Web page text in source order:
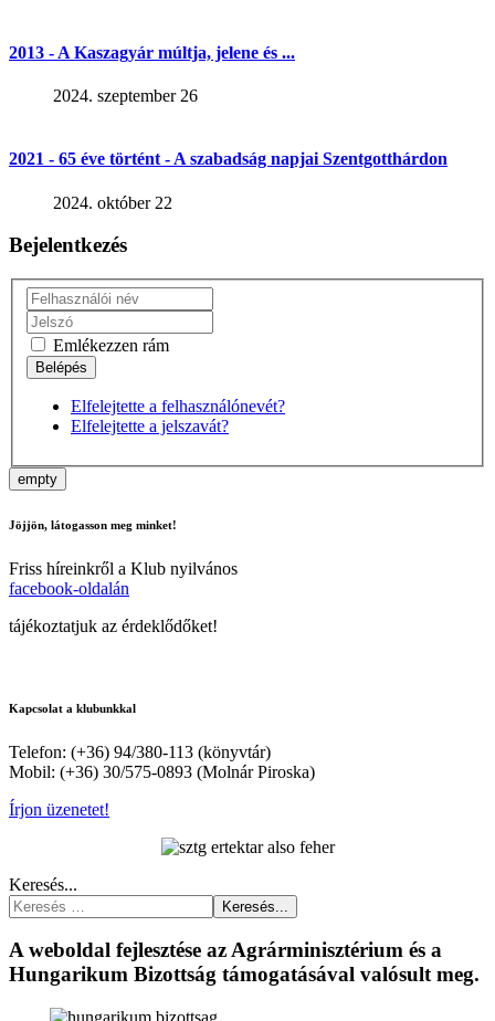
2013 - A Kaszagyár múltja, jelene és ...
2024. szeptember 26
2021 - 65 éve történt - A szabadság napjai Szentgotthárdon
2024. október 22
Bejelentkezés
Emlékezzen rám
Elfelejtette a felhasználónevét?
Elfelejtette a jelszavát?
empty
Jöjjön, látogasson meg minket!
Friss híreinkről a Klub nyilvános
facebook-oldalán
tájékoztatjuk az érdeklődőket!
Kapcsolat a klubunkkal
Telefon: (+36) 94/380-113 (könyvtár)
Mobil: (+36) 30/575-0893 (Molnár Piroska)
Írjon üzenetet!
Keresés...
Keresés...
A weboldal fejlesztése az Agrárminisztérium és a
Hungarikum Bizottság támogatásával valósult meg.